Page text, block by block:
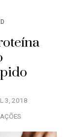
3, 2018